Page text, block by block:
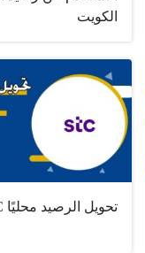
الكويت
تحويل الرصيد محليًا STC الكويت